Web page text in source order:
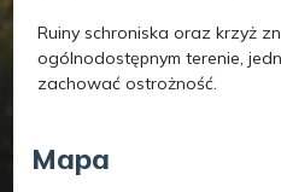
Ruiny schroniska oraz krzyż
ogólnodostępnym terenie,
zachować ostrożność.
Mapa